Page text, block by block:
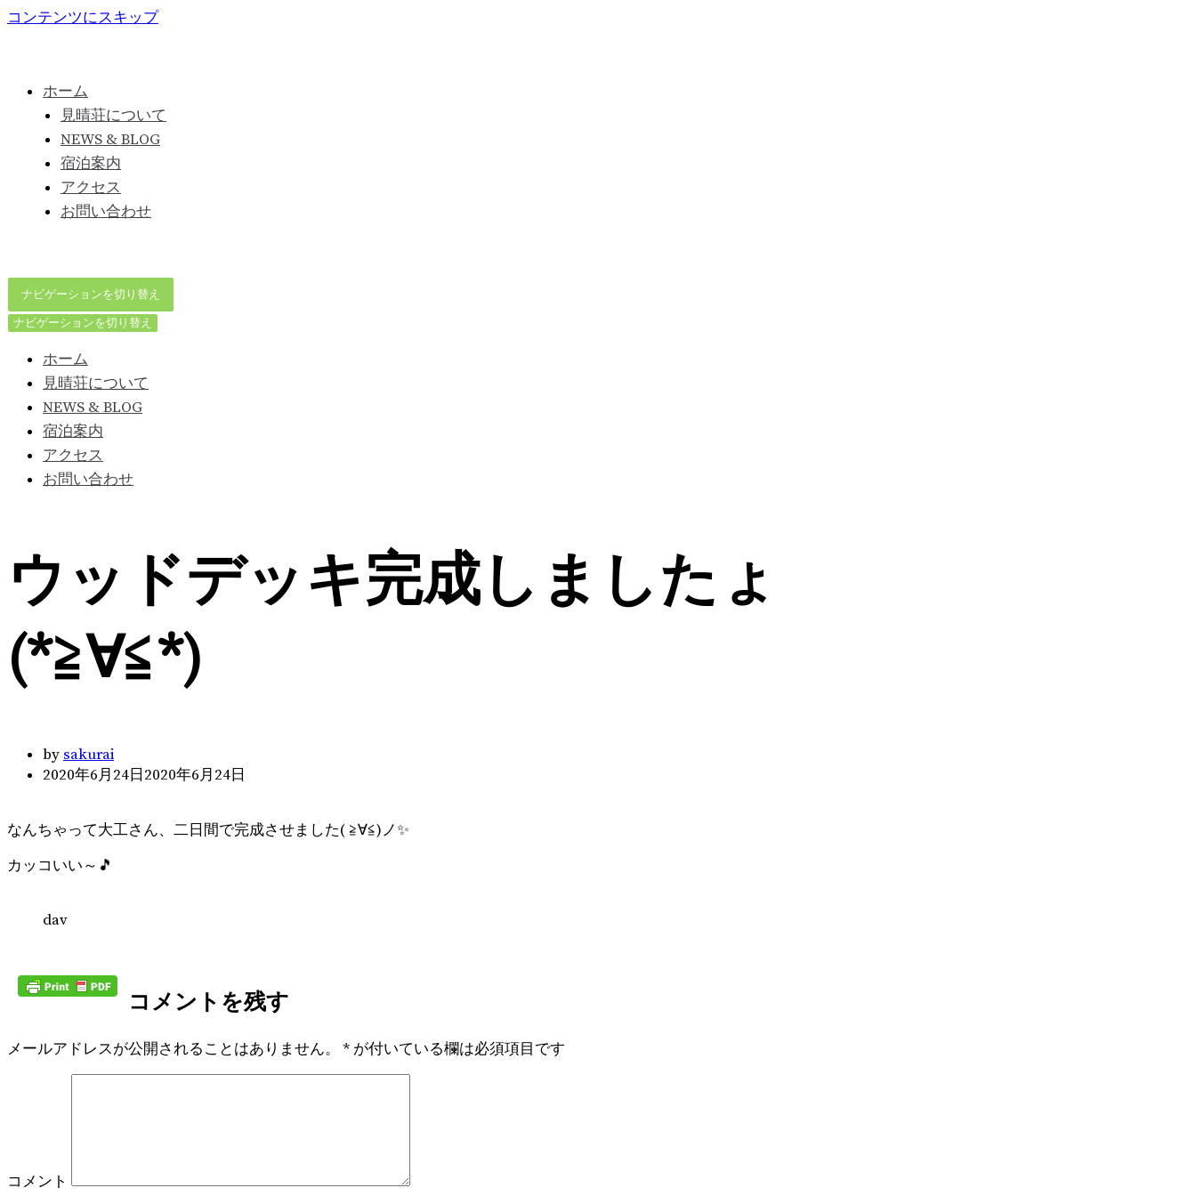
コンテンツにスキップ
ホーム
見晴荘について
NEWS & BLOG
宿泊案内
アクセス
お問い合わせ
ナビゲーションを切り替え
ナビゲーションを切り替え
ホーム
見晴荘について
NEWS & BLOG
宿泊案内
アクセス
お問い合わせ
ウッドデッキ完成しましたょ
(*≧∀≦*)
by sakurai
2020年6月24日 2020年6月24日
なんちゃって大工さん、二日間で完成させました( ≧∀≦)ノ✨
カッコいい～🎵
dav
コメントを残す
メールアドレスが公開されることはありません。 *が付いている欄は必須項目です
コメント